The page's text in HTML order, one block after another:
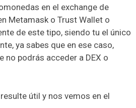
en el exchange de
Metamask o Trust Wallet o
de este tipo, siendo tu el único
ya sabes que en ese caso,
no podrás acceder a DEX o
útil y nos vemos en el